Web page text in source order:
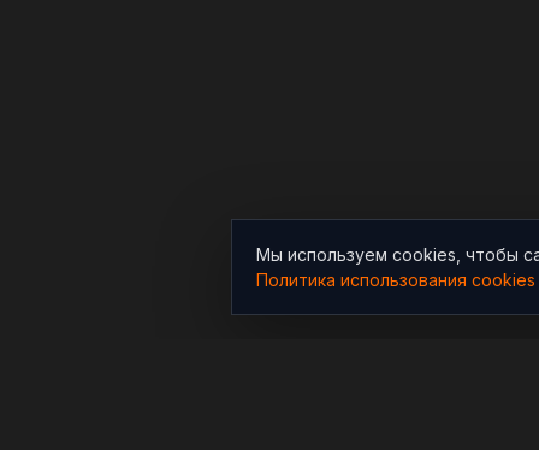
Мы используем cookies, чтобы
Политика использования cookies